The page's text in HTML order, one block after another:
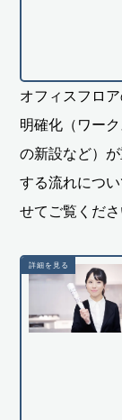
オフィスフロ
明確化（ワー
の新設など）
する流れにつ
せてご覧くださ